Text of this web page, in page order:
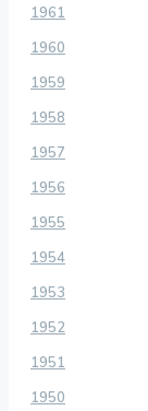
1961
1960
1959
1958
1957
1956
1955
1954
1953
1952
1951
1950